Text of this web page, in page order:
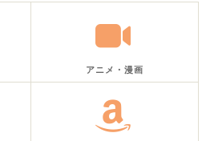
アニメ・漫画